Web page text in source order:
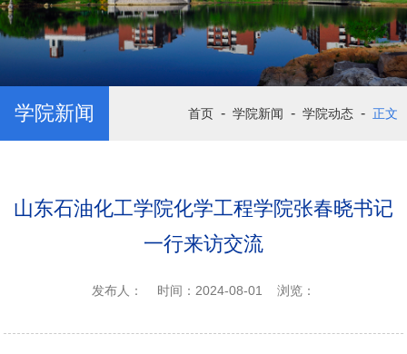
学院新闻 首页 - 学院新闻 - 学院动态 - 正文
山东石油化工学院化学工程学院张春晓书记
一行来访交流
发布人： 时间：2024-08-01 浏览：